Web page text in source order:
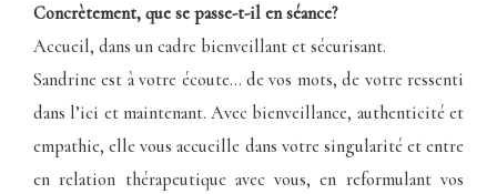
Concrètement, que se passe-t-il en séance?
Accueil, dans un cadre bienveillant et sécurisant.
Sandrine est à votre écoute… de vos mots, de votre ressenti
dans l’ici et maintenant. Avec bienveillance, authenticité et
empathie, elle vous accueille dans votre singularité et entre
en relation thérapeutique avec vous, en reformulant vos